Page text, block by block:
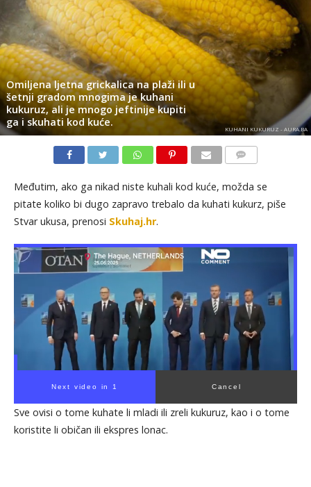
Omiljena ljetna grickalica na plaži ili u
šetnji gradom mnogima je kuhani
kukuruz, ali je mnogo jeftinije kupiti
ga i skuhati kod kuće.
KUHANI KUKURUZ - AURA.BA
Međutim, ako ga nikad niste kuhali kod kuće, možda se
pitate koliko bi dugo zapravo trebalo da kuhati kukurz, piše
Stvar ukusa, prenosi Skuhaj.hr.
Next video in 1 Cancel
Sve ovisi o tome kuhate li mladi ili zreli kukuruz, kao i o tome
koristite li običan ili ekspres lonac.